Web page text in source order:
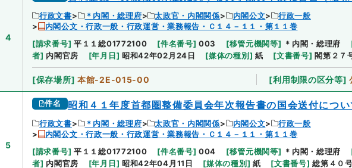
4
行政文書 ＊内閣・総理府 太政官・内閣関係 内閣公文
行政一般
内閣公文・行政一般・行政運営・業務報告・Ｃ１４－１１・第１１巻
[請求番号] 平１１総01772100 [件名番号] 003 [移管元機関等] ＊内閣・総理府
者] 内閣官房 [年月日] 昭和42年02月24日 [媒体の種別 ] 紙 [文書番号] 閣第２７
[保存場所] 本館-2E-015-00 [利用制限の区分等]
5
件名 昭和４１年度首都圏整備委員会年次報告書の国会送付につい
行政文書 ＊内閣・総理府 太政官・内閣関係 内閣公文
行政一般
内閣公文・行政一般・行政運営・業務報告・Ｃ１４－１１・第１１巻
[請求番号] 平１１総01772100 [件名番号] 004 [移管元機関等] ＊内閣・総理府
者] 内閣官房 [年月日] 昭和42年04月11日 [媒体の種別 ] 紙 [文書番号] 総第４０号